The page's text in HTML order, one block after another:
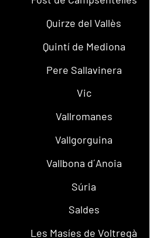
Quirze del Vallès
Quintí de Mediona
Pere Sallavinera
Vic
Vallromanes
Vallgorguina
Vallbona d´Anoia
Súria
Saldes
Les Masíes de Voltregà